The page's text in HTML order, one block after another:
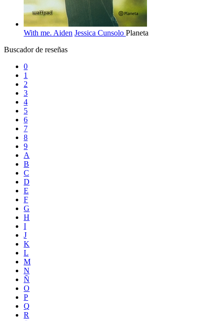
With me. Aiden Jessica Cunsolo Planeta
Buscador de reseñas
0
1
2
3
4
5
6
7
8
9
A
B
C
D
E
F
G
H
I
J
K
L
M
N
Ñ
O
P
Q
R